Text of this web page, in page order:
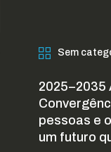
Sem
2025–2035
pessoas e
um futuro